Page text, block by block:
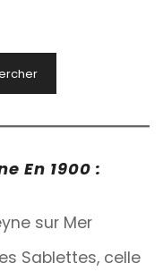
En 1900 :
sur Mer
Sablettes, celle